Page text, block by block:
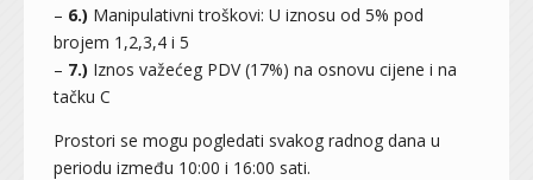
– 6.) Manipulativni troškovi: U iznosu od 5% pod
brojem 1,2,3,4 i 5
– 7.) Iznos važećeg PDV (17%) na osnovu cijene i na
tačku C
Prostori se mogu pogledati svakog radnog dana u
periodu između 10:00 i 16:00 sati.